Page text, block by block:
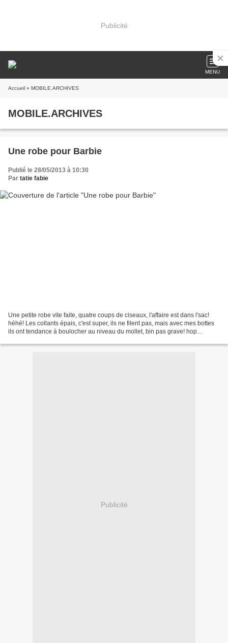
Publicité
MENU
Accueil » MOBILE.ARCHIVES
MOBILE.ARCHIVES
Une robe pour Barbie
Publié le 28/05/2013 à 10:30
Par tatie fabie
Une petite robe vite faite, quatre coups de ciseaux, l'affaire est dans l'sac!
héhé! Les collants épais, c'est super, ils ne filent pas, mais avec mes bottes
ils ont tendance à boulocher au niveau du mollet, bin pas grave! hop
Publicité